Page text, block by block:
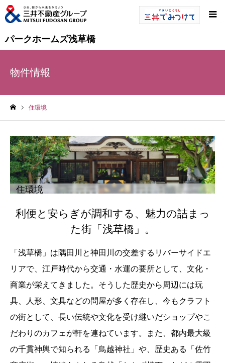
パークホームズ浅草橋
物件情報
住環境
住環境
利便と安らぎが調和する、魅力の詰まっ
た街「浅草橋」。
「浅草橋」は隅田川と神田川の交差するリバーサイドエ
リアで、江戸時代から交通・水運の要所として、文化・
商業が栄えてきました。そうした歴史から周辺には玩
具、人形、文具などの問屋が多く存在し、今もクラフト
の街として、長い伝統や文化を受け継いだショップやこ
だわりのカフェが軒を連ねています。また、都内最大級
の千貫神輿で知られる「鳥越神社」や、歴史ある「佐竹